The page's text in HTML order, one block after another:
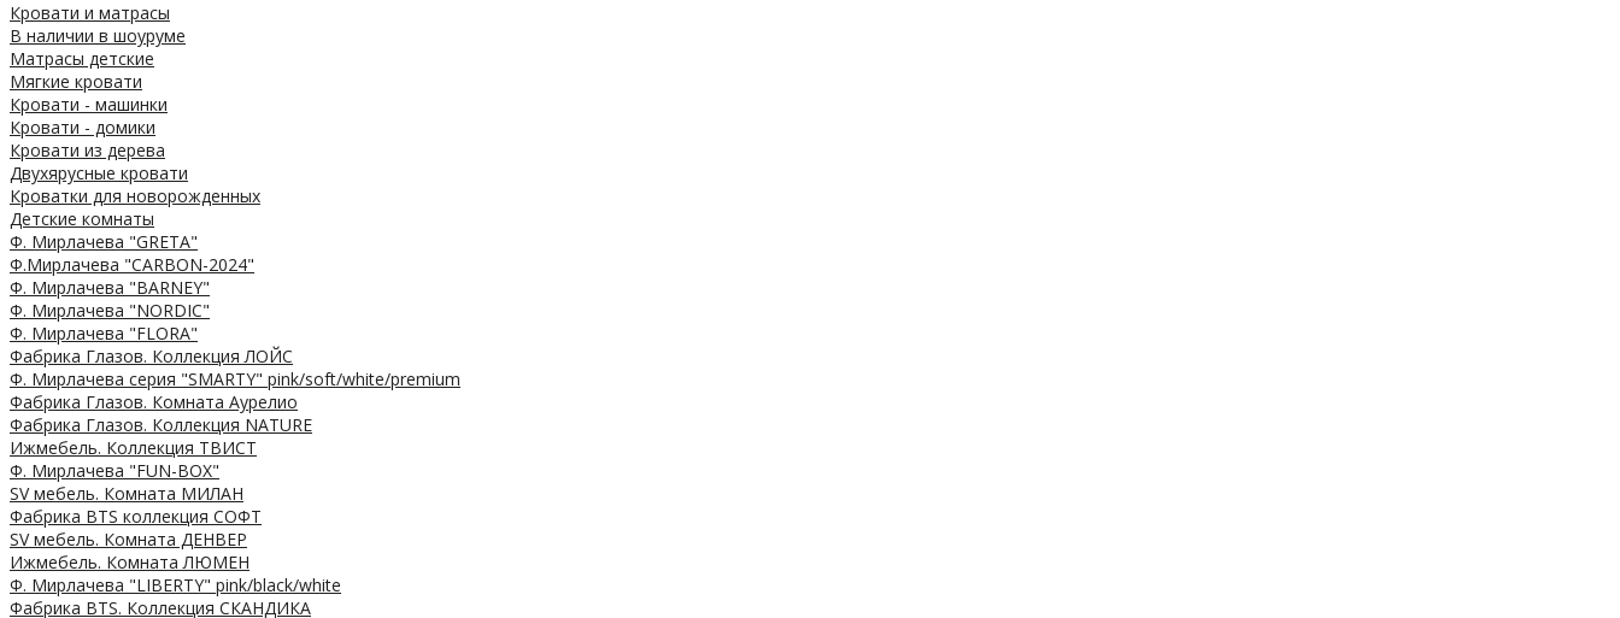
Кровати и матрасы
В наличии в шоуруме
Матрасы детские
Мягкие кровати
Кровати - машинки
Кровати - домики
Кровати из дерева
Двухярусные кровати
Кроватки для новорожденных
Детские комнаты
Ф. Мирлачева "GRETA"
Ф.Мирлачева "CARBON-2024"
Ф. Мирлачева "BARNEY"
Ф. Мирлачева "NORDIC"
Ф. Мирлачева "FLORA"
Фабрика Глазов. Коллекция ЛОЙС
Ф. Мирлачева серия "SMARTY" pink/soft/white/premium
Фабрика Глазов. Комната Аурелио
Фабрика Глазов. Коллекция NATURE
Ижмебель. Коллекция ТВИСТ
Ф. Мирлачева "FUN-BOX"
SV мебель. Комната МИЛАН
Фабрика BTS коллекция СОФТ
SV мебель. Комната ДЕНВЕР
Ижмебель. Комната ЛЮМЕН
Ф. Мирлачева "LIBERTY" pink/black/white
Фабрика BTS. Коллекция СКАНДИКА